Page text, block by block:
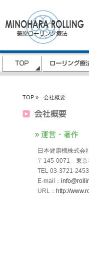
TOP » 会社概要
» 運営・著作
日本健康機株式
〒145-0071 東京
TEL 03-3721-
E-mail：
URL： http://